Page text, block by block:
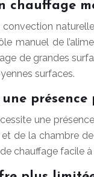
chauffage
manuel de
de grandes
surfaces.
présence
une
de la chambre
chauffage facile